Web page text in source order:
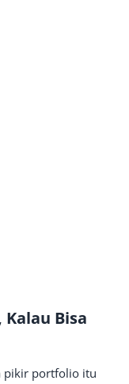
Bisa
pikir portfolio itu